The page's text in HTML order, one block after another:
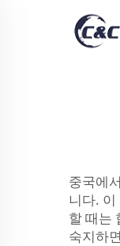
중국에
니다.
할 때는
숙지하